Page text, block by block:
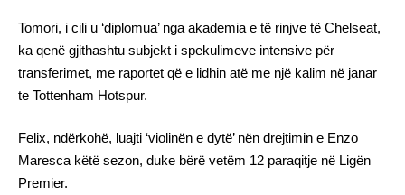
Tomori, i cili u ‘diplomua’ nga akademia e të rinjve të Chelseat,
ka qenë gjithashtu subjekt i spekulimeve intensive për
transferimet, me raportet që e lidhin atë me një kalim në janar
te Tottenham Hotspur.
Felix, ndërkohë, luajti ‘violinën e dytë’ nën drejtimin e Enzo
Maresca këtë sezon, duke bërë vetëm 12 paraqitje në Ligën
Premier.